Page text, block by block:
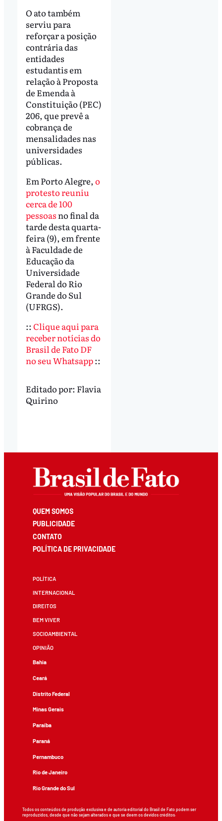
O ato também
serviu para
reforçar a posição
contrária das
entidades
estudantis em
relação à Proposta
de Emenda à
Constituição (PEC)
206, que prevê a
cobrança de
mensalidades nas
universidades
públicas.
Em Porto Alegre, o
protesto reuniu
cerca de 100
pessoas no final da
tarde desta quarta-
feira (9), em frente
à Faculdade de
Educação da
Universidade
Federal do Rio
Grande do Sul
(UFRGS).
:: Clique aqui para
receber notícias do
Brasil de Fato DF
no seu Whatsapp::
Editado por: Flavia
Quirino
QUEM SOMOS
PUBLICIDADE
CONTATO
POLÍTICA DE PRIVACIDADE
POLÍTICA
INTERNACIONAL
DIREITOS
BEM VIVER
SOCIOAMBIENTAL
OPINIÃO
Bahia
Ceará
Distrito Federal
Minas Gerais
Paraíba
Paraná
Pernambuco
Rio de Janeiro
Rio Grande do Sul
Todos os conteúdos de produção exclusiva e de autoria editorial do Brasil de Fato podem ser
reproduzidos, desde que não sejam alterados e que se deem os devidos créditos.